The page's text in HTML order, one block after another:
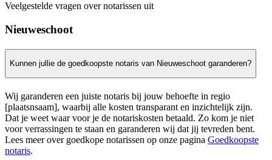
Veelgestelde vragen over notarissen uit
Nieuweschoot
Kunnen jullie de goedkoopste notaris van Nieuweschoot garanderen?
Wij garanderen een juiste notaris bij jouw behoefte in regio
[plaatsnsaam], waarbij alle kosten transparant en inzichtelijk zijn.
Dat je weet waar voor je de notariskosten betaald. Zo kom je niet
voor verrassingen te staan en garanderen wij dat jij tevreden bent.
Lees meer over goedkope notarissen op onze pagina Goedkoopste
notaris.